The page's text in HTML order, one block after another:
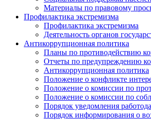
Материалы по правовому
Профилактика экстремизма
Профилактика экстремизма
Деятельность органов
Антикоррупционная политика
Планы по противодействию
Отчеты по предупреждению
Антикоррупционная политика
Положение о конфликте
Положение о комиссии по
Положение о комиссии по
Порядок уведомления
Порядок информирования о